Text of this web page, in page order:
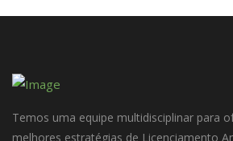
Temos uma equipe multidisciplinar para
melhores estratégias de Licenciamento